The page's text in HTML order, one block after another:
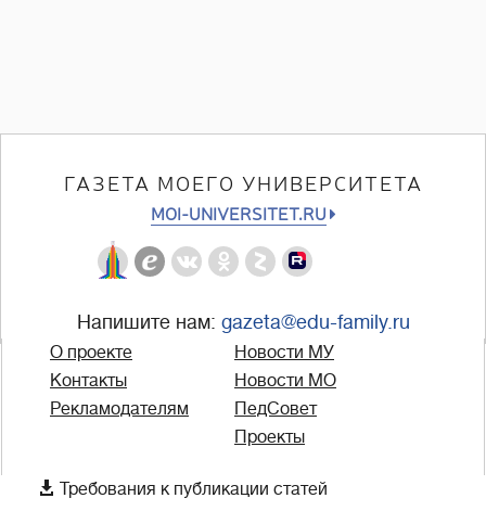
ГАЗЕТА МОЕГО УНИВЕРСИТЕТА
MOI-UNIVERSITET.RU
Напишите нам: gazeta@edu-family.ru
О проекте
Контакты
Рекламодателям
Новости МУ
Новости МО
ПедСовет
Проекты
 Требования к публикации статей